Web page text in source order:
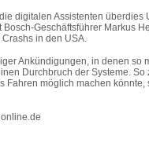
digitalen Assistenten
Bosch-Geschäftsführer Markus
in den USA.
Ankündigungen, in denen so
Durchbruch der Systeme.
Fahren möglich machen